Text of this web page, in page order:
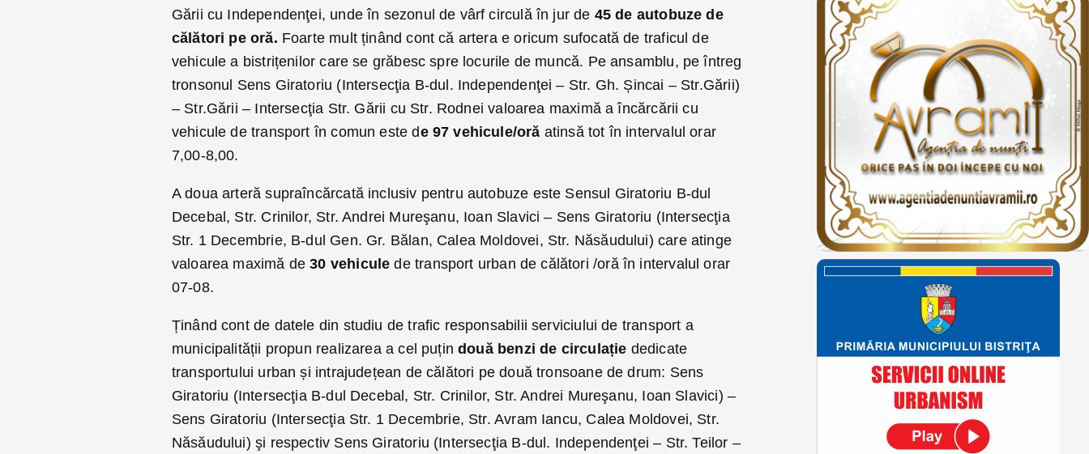
Gării cu Independenţei, unde în sezonul de vârf circulă în jur de 45 de autobuze de
călători pe oră. Foarte mult ținând cont că artera e oricum sufocată de traficul de
vehicule a bistrițenilor care se grăbesc spre locurile de muncă. Pe ansamblu, pe întreg
tronsonul Sens Giratoriu (Intersecţia B-dul. Independenţei – Str. Gh. Șincai – Str.Gării)
– Str.Gării – Intersecţia Str. Gării cu Str. Rodnei valoarea maximă a încărcării cu
vehicule de transport în comun este de 97 vehicule/oră atinsă tot în intervalul orar
7,00-8,00.
A doua arteră supraîncărcată inclusiv pentru autobuze este Sensul Giratoriu B-dul
Decebal, Str. Crinilor, Str. Andrei Mureşanu, Ioan Slavici – Sens Giratoriu (Intersecţia
Str. 1 Decembrie, B-dul Gen. Gr. Bălan, Calea Moldovei, Str. Năsăudului) care atinge
valoarea maximă de 30 vehicule de transport urban de călători /oră în intervalul orar
07-08.
Ținând cont de datele din studiu de trafic responsabilii serviciului de transport a
municipalității propun realizarea a cel puțindouă benzi de circulație dedicate
transportului urban și intrajudețean de călători pe două tronsoane de drum: Sens
Giratoriu (Intersecţia B-dul Decebal, Str. Crinilor, Str. Andrei Mureşanu, Ioan Slavici) –
Sens Giratoriu (In­tersecţia Str. 1 Decembrie, Str. Avram Iancu, Calea Moldovei, Str.
Năsăudului) şi respectiv Sens Giratoriu (Intersecţia B-dul. Indepen­denţei – Str. Teilor –